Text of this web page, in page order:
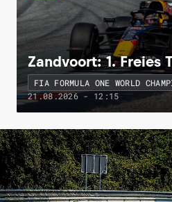
Zandvoort: 1. Freies
FIA FORMULA ONE WORLD
21.08.2026 - 12:15